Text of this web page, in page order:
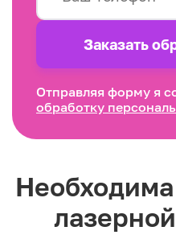
Заказать
Отправляя форму я
обработку
Необходима